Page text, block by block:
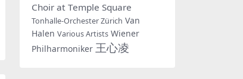
Choir at Temple Square
Tonhalle-Orchester Zürich Van
Halen Various Artists Wiener
Philharmoniker 王心凌